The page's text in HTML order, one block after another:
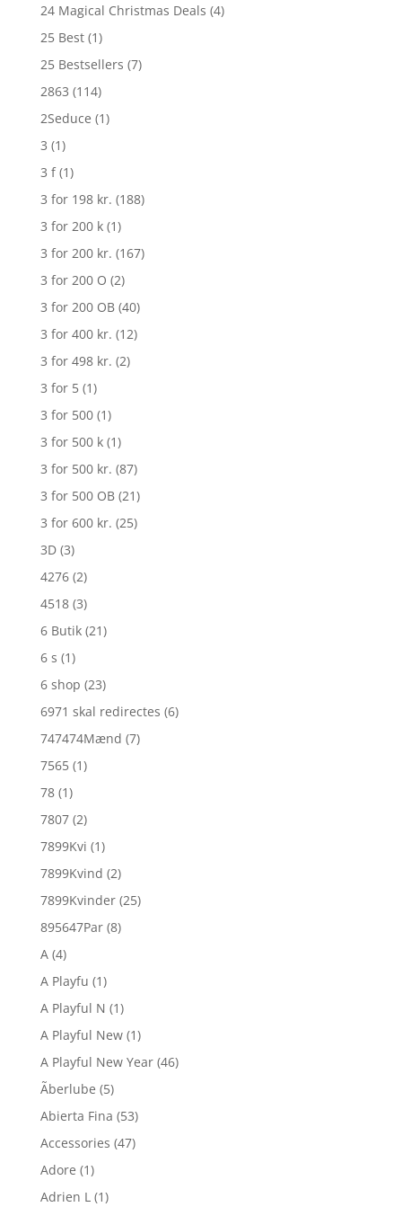
24 Magical Christmas Deals (4)
25 Best (1)
25 Bestsellers (7)
2863 (114)
2Seduce (1)
3 (1)
3 f (1)
3 for 198 kr. (188)
3 for 200 k (1)
3 for 200 kr. (167)
3 for 200 O (2)
3 for 200 OB (40)
3 for 400 kr. (12)
3 for 498 kr. (2)
3 for 5 (1)
3 for 500 (1)
3 for 500 k (1)
3 for 500 kr. (87)
3 for 500 OB (21)
3 for 600 kr. (25)
3D (3)
4276 (2)
4518 (3)
6 Butik (21)
6 s (1)
6 shop (23)
6971 skal redirectes (6)
747474Mænd (7)
7565 (1)
78 (1)
7807 (2)
7899Kvi (1)
7899Kvind (2)
7899Kvinder (25)
895647Par (8)
A (4)
A Playfu (1)
A Playful N (1)
A Playful New (1)
A Playful New Year (46)
Ãberlube (5)
Abierta Fina (53)
Accessories (47)
Adore (1)
Adrien L (1)